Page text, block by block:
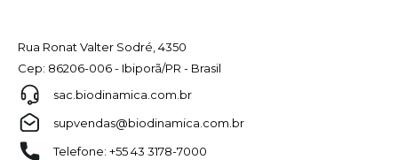
Rua Ronat Valter Sodré, 4350
Cep: 86206-006 - Ibiporã/PR - Brasil
sac.biodinamica.com.br
supvendas@biodinamica.com.br
Telefone: +55 43 3178-7000